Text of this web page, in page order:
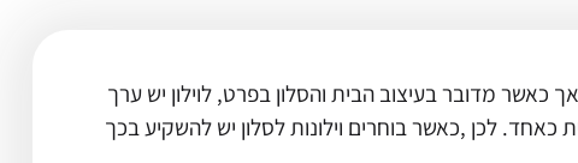
מדובר בעיצוב הבית והסלון בפרט, לוילון יש ערך
לכן ,כאשר בוחרים וילונות לסלון יש להשקיע בכך